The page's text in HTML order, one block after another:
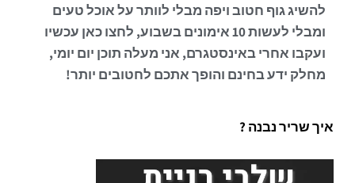
להשיג גוף חטוב ויפה מבלי לוותר על אוכל טעים
ומבלי לעשות 10 אימונים בשבוע, לחצו כאן עכשיו
ועקבו אחרי באינסטגרם, אני מעלה תוכן יום יומי,
מחלק ידע בחינם והופך אתכם לחטובים יותר!
איך שריר נבנה ?